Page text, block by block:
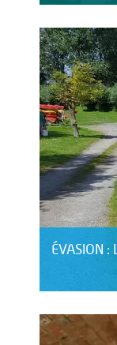
ÉVASION :